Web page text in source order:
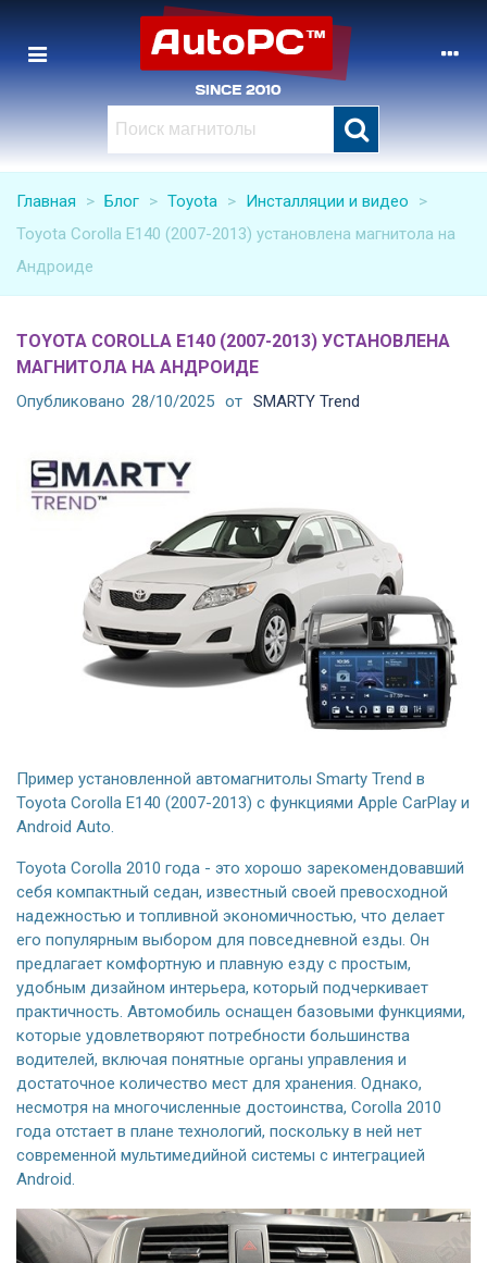
Главная > Блог > Toyota > Инсталляции и видео
>
Toyota Corolla E140 (2007-2013) установлена магнитола на
Андроиде
TOYOTA COROLLA E140 (2007-2013) УСТАНОВЛЕНА
МАГНИТОЛА НА АНДРОИДЕ
Опубликовано 28/10/2025 от SMARTY Trend
Пример установленной автомагнитолы Smarty Trend в
Toyota Corolla E140 (2007-2013) с функциями Apple CarPlay и
Android Auto.
Toyota Corolla 2010 года - это хорошо зарекомендовавший
себя компактный седан, известный своей превосходной
надежностью и топливной экономичностью, что делает
его популярным выбором для повседневной езды. Он
предлагает комфортную и плавную езду с простым,
удобным дизайном интерьера, который подчеркивает
практичность. Автомобиль оснащен базовыми функциями,
которые удовлетворяют потребности большинства
водителей, включая понятные органы управления и
достаточное количество мест для хранения. Однако,
несмотря на многочисленные достоинства, Corolla 2010
года отстает в плане технологий, поскольку в ней нет
современной мультимедийной системы с интеграцией
Android.